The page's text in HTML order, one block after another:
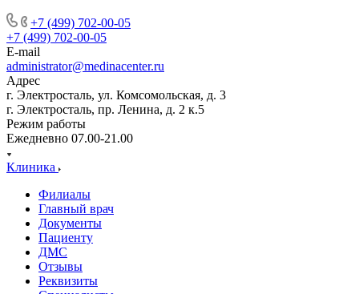
+7 (499) 702-00-05
+7 (499) 702-00-05
E-mail
administrator@medinacenter.ru
Адрес
г. Электросталь, ул. Комсомольская, д. 3
г. Электросталь, пр. Ленина, д. 2 к.5
Режим работы
Ежедневно 07.00-21.00
Клиника
Филиалы
Главный врач
Документы
Пациенту
ДМС
Отзывы
Реквизиты